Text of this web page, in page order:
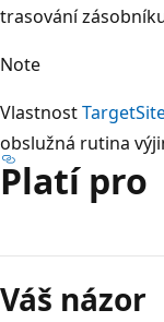
trasování
Note
Vlastnost
obslužná rutina
Platí pro
Váš názor